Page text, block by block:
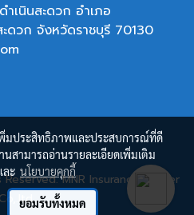
เนินสะดวก อำเภอ
ะดวก จังหวัดราชบุรี 70130
MNR Insurance Broker
พิ่มประสิทธิภาพและประสบการณ์ที่ดี
นสามารถอ่านรายละเอียดเพิ่มเติม
ละ นโยบายคุกกี้
ยอมรับทั้งหมด